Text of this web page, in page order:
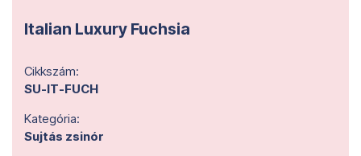
Italian Luxury Fuchsia
Cikkszám:
SU-IT-FUCH
Kategória:
Sujtás zsinór